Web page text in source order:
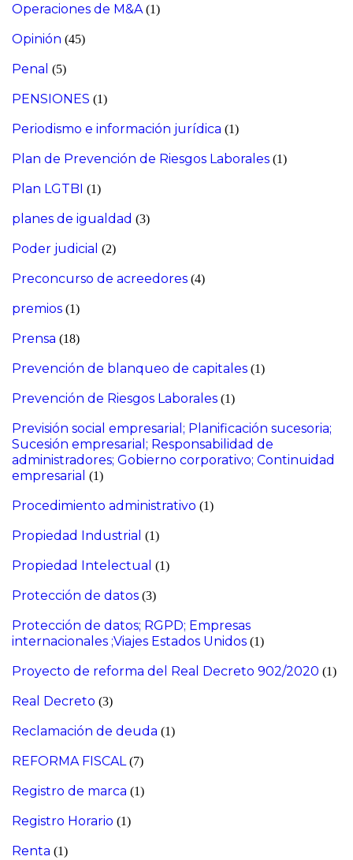
Operaciones de M&A (1)
Opinión (45)
Penal (5)
PENSIONES (1)
Periodismo e información jurídica (1)
Plan de Prevención de Riesgos Laborales (1)
Plan LGTBI (1)
planes de igualdad (3)
Poder judicial (2)
Preconcurso de acreedores (4)
premios (1)
Prensa (18)
Prevención de blanqueo de capitales (1)
Prevención de Riesgos Laborales (1)
Previsión social empresarial; Planificación sucesoria;
Sucesión empresarial; Responsabilidad de
administradores; Gobierno corporativo; Continuidad
empresarial (1)
Procedimiento administrativo (1)
Propiedad Industrial (1)
Propiedad Intelectual (1)
Protección de datos (3)
Protección de datos; RGPD; Empresas
internacionales ;Viajes Estados Unidos (1)
Proyecto de reforma del Real Decreto 902/2020 (1)
Real Decreto (3)
Reclamación de deuda (1)
REFORMA FISCAL (7)
Registro de marca (1)
Registro Horario (1)
Renta (1)